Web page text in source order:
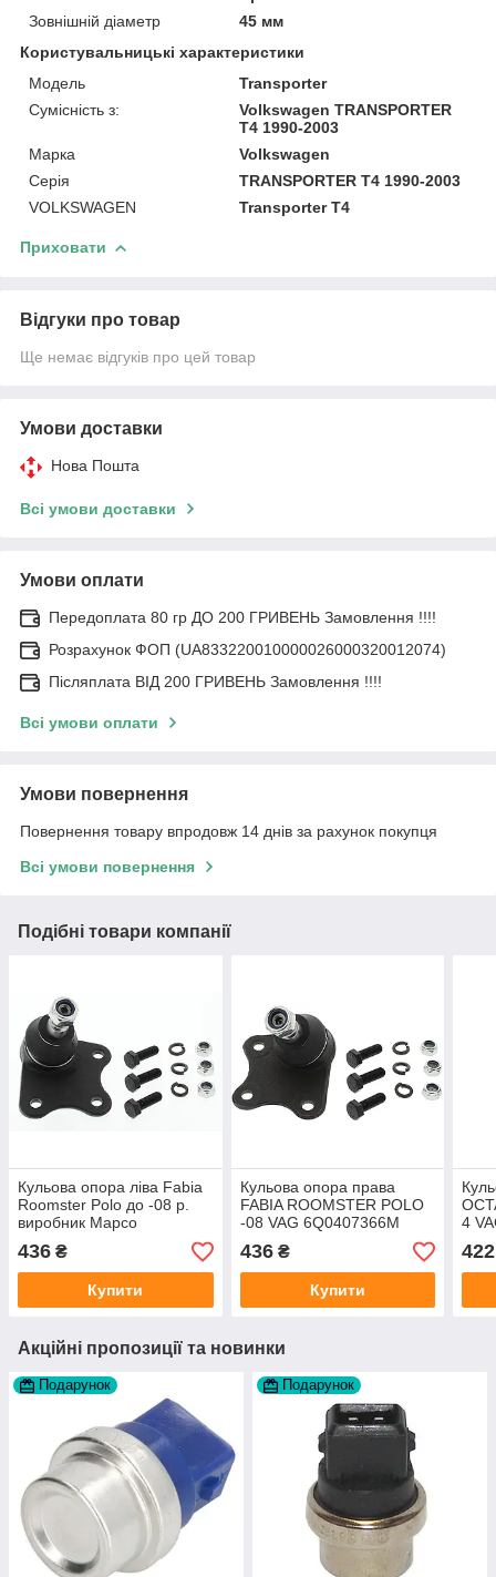
Зовнішній діаметр
45 мм
Користувальницькі характеристики
Модель
Transporter
Сумісність з:
Volkswagen TRANSPORTER
T4 1990-2003
Марка
Volkswagen
Серія
TRANSPORTER T4 1990-2003
VOLKSWAGEN
Transporter T4
Приховати
Відгуки про товар
Ще немає відгуків про цей товар
Умови доставки
Нова Пошта
Всі умови доставки
Умови оплати
Передоплата 80 гр ДО 200 ГРИВЕНЬ Замовлення !!!!
Розрахунок ФОП (UA833220010000026000320012074)
Післяплата ВІД 200 ГРИВЕНЬ Замовлення !!!!
Всі умови оплати
Умови повернення
Повернення товару впродовж 14 днів за рахунок покупця
Всі умови повернення
Подібні товари компанії
Кульова опора ліва Fabia
Roomster Polo до -08 р.
виробник Mapco
Німеччина
436 ₴
Купити
Кульова опора права
FABIA ROOMSTER POLO
-08 VAG 6Q0407366M
виробник Mapco
Німеччина
436₴
Купити
4
422
Акційні пропозиції та новинки
Подарунок Подарунок